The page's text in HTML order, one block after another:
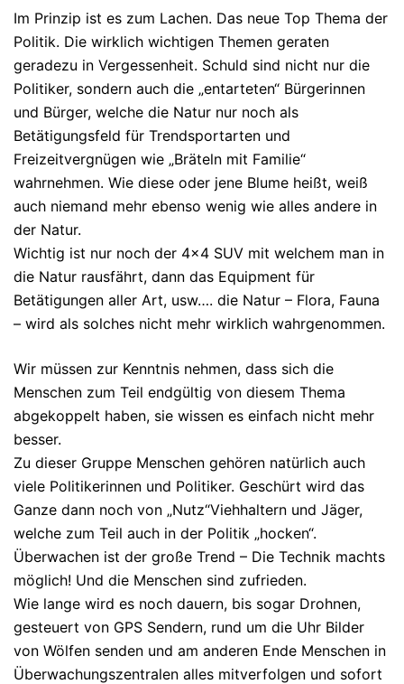
Im Prinzip ist es zum Lachen. Das neue Top Thema der
Politik. Die wirklich wichtigen Themen geraten
geradezu in Vergessenheit. Schuld sind nicht nur die
Politiker, sondern auch die „entarteten“ Bürgerinnen
und Bürger, welche die Natur nur noch als
Betätigungsfeld für Trendsportarten und
Freizeitvergnügen wie „Bräteln mit Familie“
wahrnehmen. Wie diese oder jene Blume heißt, weiß
auch niemand mehr ebenso wenig wie alles andere in
der Natur.
Wichtig ist nur noch der 4×4 SUV mit welchem man in
die Natur rausfährt, dann das Equipment für
Betätigungen aller Art, usw…. die Natur – Flora, Fauna
– wird als solches nicht mehr wirklich wahrgenommen.
Wir müssen zur Kenntnis nehmen, dass sich die
Menschen zum Teil endgültig von diesem Thema
abgekoppelt haben, sie wissen es einfach nicht mehr
besser.
Zu dieser Gruppe Menschen gehören natürlich auch
viele Politikerinnen und Politiker. Geschürt wird das
Ganze dann noch von „Nutz“Viehhaltern und Jäger,
welche zum Teil auch in der Politik „hocken“.
Überwachen ist der große Trend – Die Technik machts
möglich! Und die Menschen sind zufrieden.
Wie lange wird es noch dauern, bis sogar Drohnen,
gesteuert von GPS Sendern, rund um die Uhr Bilder
von Wölfen senden und am anderen Ende Menschen in
Überwachungszentralen alles mitverfolgen und sofort